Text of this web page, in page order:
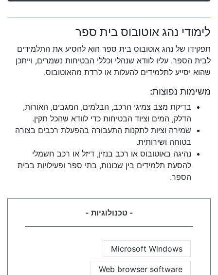
לימודי נהג אוטובוס בית ספר
תפקידו של נהג אוטובוס בית ספר הוא להסיע את התלמידים
לבית הספר. עליו לוודא שנהלי וכללי הבטיחות נשמרים, וייתכן
שהוא יסייע לתלמידים להעלות או לרדת מהאוטובוס.
משימות נפוצות:
בדיקת מצב צמיגי הרכב, הבלמים, המגבים, האורות,
הדלק, המים וציוד הבטיחות כדי לוודא שהכל תקין.
שמירה וציות לתקנות התעבורה בהפעלת רכבים בצורה
בטוחה ושירותית.
נהיגה באוטובוס או רכב בנזין, דיזל או רכב חשמלי
להסעת תלמידים בין שכונות, בתי ספר ופעילויות בבית
הספר.
- טכנולוגיות -
Microsoft Windows
Web browser software